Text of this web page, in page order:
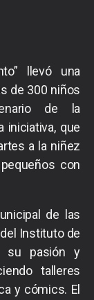
llevó una
de 300 niños
de la
iniciativa, que
a la niñez
con
de las
Instituto de
su pasión y
talleres
y cómics. El